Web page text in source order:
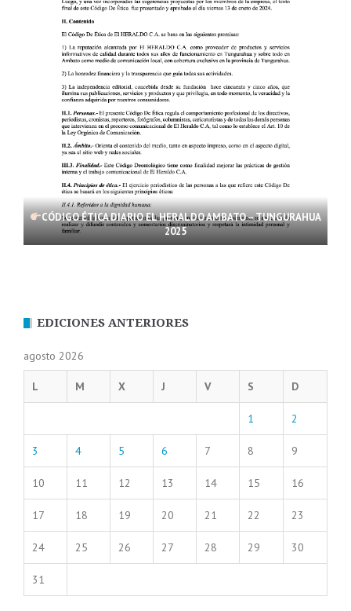
CÓDIGO ÉTICA DIARIO EL HERALDO AMBATO – TUNGURAHUA
2025
EDICIONES ANTERIORES
agosto 2026
L M X J V S D
1 2
3 4 5 6 7 8 9
10 11 12 13 14 15 16
17 18 19 20 21 22 23
24 25 26 27 28 29 30
31